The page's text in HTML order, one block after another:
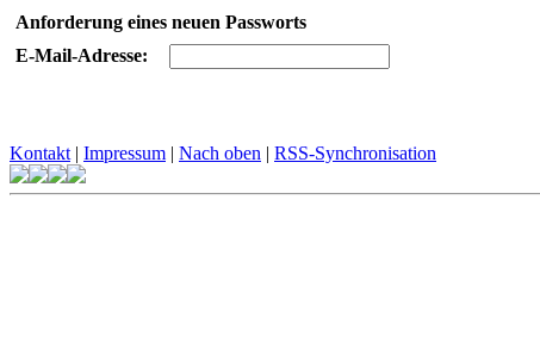
Anforderung eines neuen Passworts
E-Mail-Adresse:
Kontakt | Impressum | Nach oben | RSS-Synchronisation